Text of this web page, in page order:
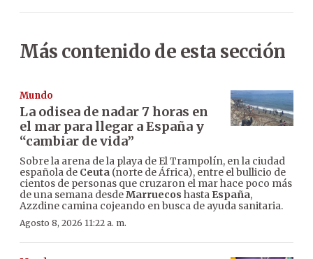
Más contenido de esta sección
Mundo
La odisea de nadar 7 horas en
el mar para llegar a España y
“cambiar de vida”
Sobre la arena de la playa de El Trampolín, en la ciudad
española de Ceuta (norte de África), entre el bullicio de
cientos de personas que cruzaron el mar hace poco más
de una semana desdeMarruecos hasta España,
Azzdine camina cojeando en busca de ayuda sanitaria.
Agosto 8, 2026 11:22 a. m.